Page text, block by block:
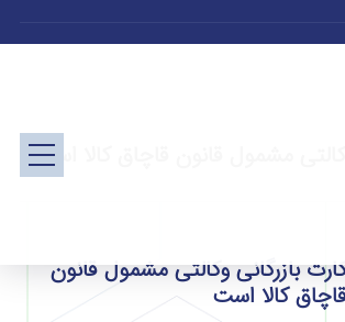
وکالتی مشمول قانون قاچاق کالا است
بازرگانی وکالتی مشمول قانون
کالا است